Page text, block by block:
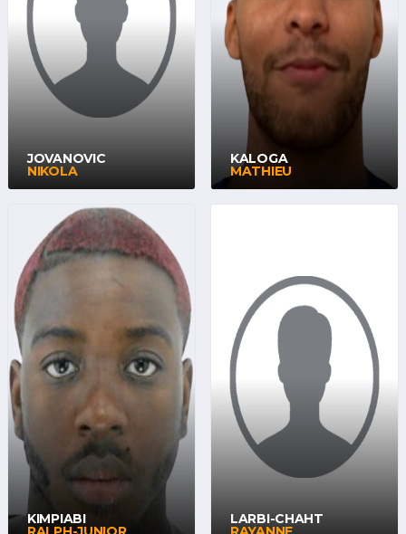
JOVANOVIC
NIKOLA
KALOGA
MATHIEU
KIMPIABI LARBI-CHAHT